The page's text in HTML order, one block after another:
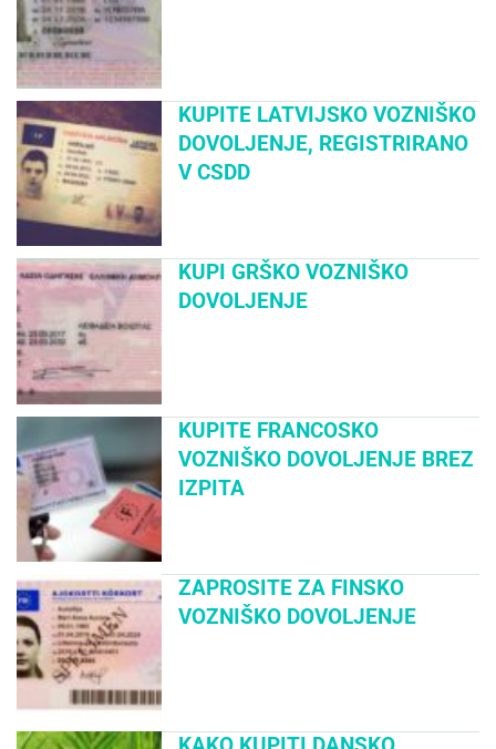
KUPITE LATVIJSKO VOZNIŠKO
DOVOLJENJE, REGISTRIRANO
V CSDD
KUPI GRŠKO VOZNIŠKO
DOVOLJENJE
KUPITE FRANCOSKO
VOZNIŠKO DOVOLJENJE BREZ
IZPITA
ZAPROSITE ZA FINSKO
VOZNIŠKO DOVOLJENJE